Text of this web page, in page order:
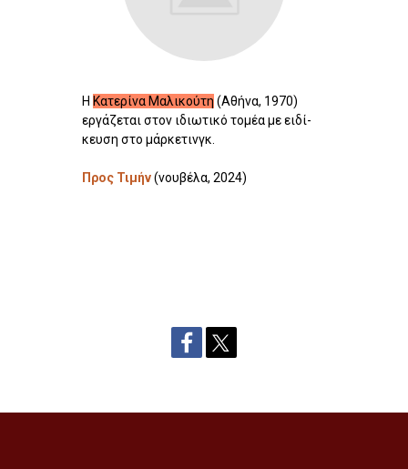
Η Κατερίνα Μαλικούτη (Αθήνα, 1970)
εργά­ζεται στον ιδιω­τικό το­μέα με ειδί­
κευ­ση στο μάρ­κε­τινγκ.
Προς Τιμήν(νουβέλα, 2024)